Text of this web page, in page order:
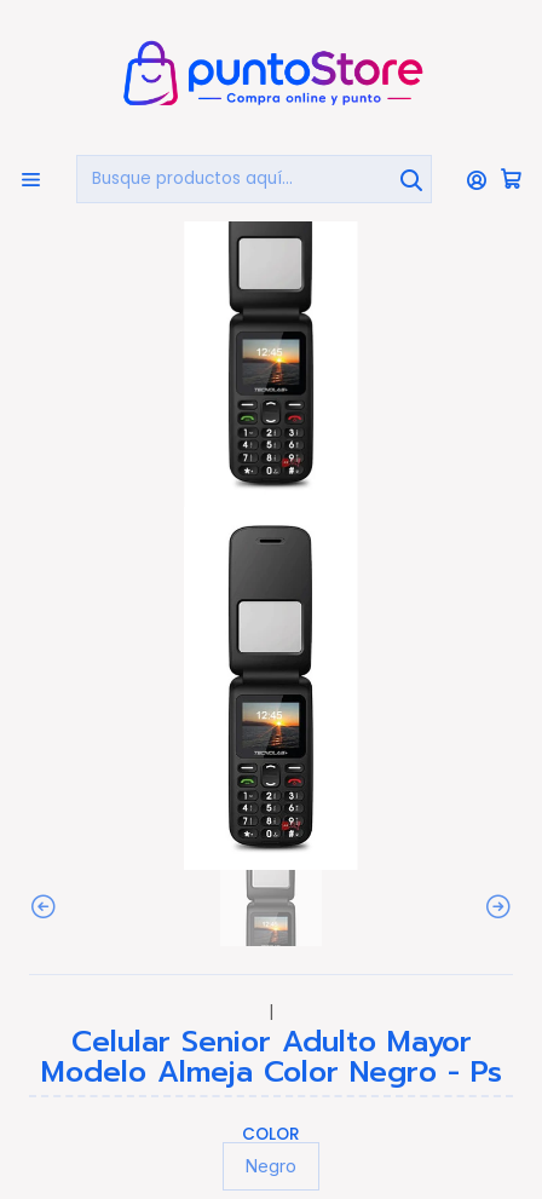
CELULARES Y ACCESORIOS Celulares Senior
Celular Senior Adulto Mayor Modelo Almeja Color Negro
- Ps
|
Celular Senior Adulto Mayor
Modelo Almeja Color Negro - Ps
COLOR
Negro